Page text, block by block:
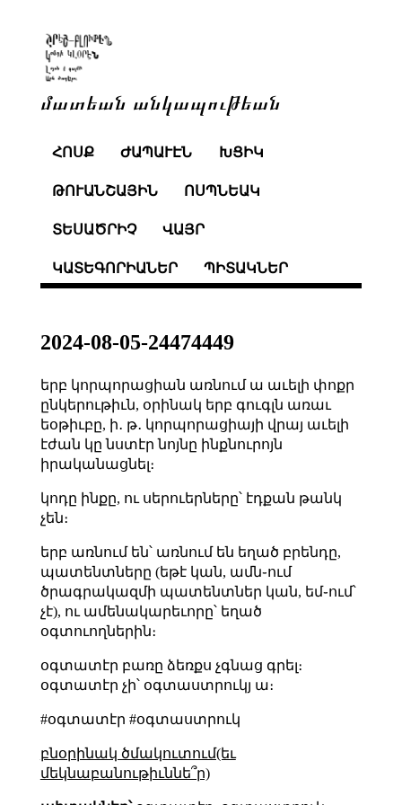
մատեան անկապութեան
ՀՈՍՔ ԺԱՊԱՒԷՆ ԽՑԻԿ
ԹՈՒԱՆՇԱՅԻՆ ՈՍՊՆԵԱԿ
ՏԵՍԱԾՐԻՉ ՎԱՅՐ
ԿԱՏԵԳՈՐԻԱՆԵՐ ՊԻՏԱԿՆԵՐ
2024-08-05-24474449
երբ կորպորացիան առնում ա աւելի փոքր
ընկերութիւն, օրինակ երբ գուգլն առաւ
եօթիւբը, ի․ թ․ կորպորացիայի վրայ աւելի
էժան կը նստէր նոյնը ինքնուրոյն
իրականացնել։
կոդը ինքը, ու սերուերները՝ էդքան թանկ
չեն։
երբ առնում են՝ առնում են եղած բրենդը,
պատենտները (եթէ կան, ամն֊ում
ծրագրակազմի պատենտներ կան, եմ֊ում՝
չէ), ու ամենակարեւորը՝ եղած
օգտուողներին։
օգտատէր բառը ձեռքս չգնաց գրել։
օգտատէր չի՝ օգտաստրուկյ ա։
#օգտատէր #օգտաստրուկ
բնօրինակ ծմակուտում(եւ
մեկնաբանութիւննե՞ր)